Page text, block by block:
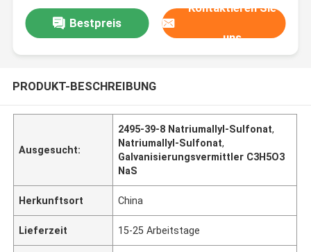
Bestpreis
Kontaktieren Sie
uns
PRODUKT-BESCHREIBUNG
Ausgesucht:
2495-39-8 Natriumallyl-Sulfonat,
Natriumallyl-Sulfonat,
Galvanisierungsvermittler C3H5O3
NaS
Herkunftsort China
Lieferzeit 15-25 Arbeitstage